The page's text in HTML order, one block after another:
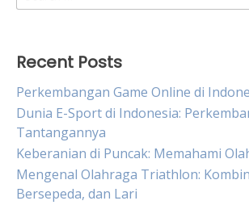
for:
Recent Posts
Perkembangan Game Online di
Dunia E-Sport di Indonesia:
Tantangannya
Keberanian di Puncak: Memahami
Mengenal Olahraga Triathlon:
Bersepeda, dan Lari